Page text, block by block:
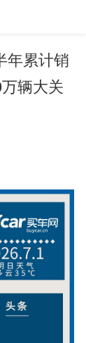
年累计销
辆大关